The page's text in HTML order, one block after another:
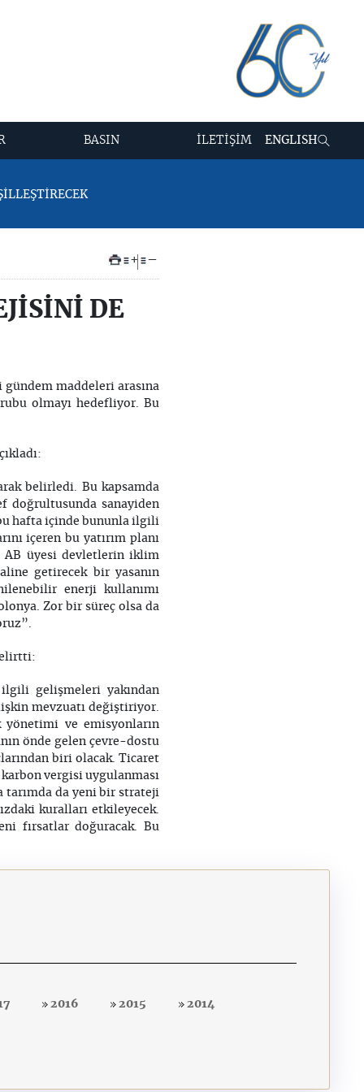
BASIN İLETİŞİM ENGLISH
+ –
DE
gündem maddeleri arasına
olmayı hedefliyor. Bu
belirledi. Bu kapsamda
doğrultusunda sanayiden
hafta içinde bununla ilgili
içeren bu yatırım planı
AB üyesi devletlerin iklim
getirecek bir yasanın
enerji kullanımı
Zor bir süreç olsa da
ilgili gelişmeleri yakından
mevzuatı değiştiriyor.
ve emisyonların
önde gelen çevre-dostu
biri olacak. Ticaret
vergisi uygulanması
da yeni bir strateji
kuralları etkileyecek.
fırsatlar doğuracak. Bu
2016 2015 2014